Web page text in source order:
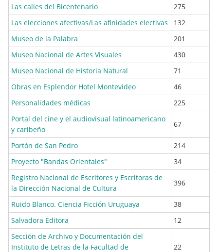
Las calles del Bicentenario
275
Las elecciones afectivas/Las afinidades electivas
132
Museo de la Palabra
201
Museo Nacional de Artes Visuales
430
Museo Nacional de Historia Natural
71
Obras en Esplendor Hotel Montevideo
46
Personalidades médicas
225
Portal del cine y el audiovisual latinoamericano
y caribeño
67
Portón de San Pedro
214
Proyecto "Bandas Orientales"
34
Registro Nacional de Escritores y Escritoras de
la Dirección Nacional de Cultura
396
Ruido Blanco. Ciencia Ficción Uruguaya
38
Salvadora Editora
12
Sección de Archivo y Documentación del
Instituto de Letras de la Facultad de
22